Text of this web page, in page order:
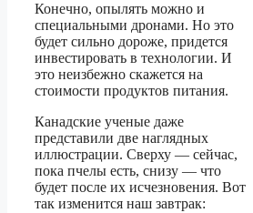
Конечно, опылять можно и
специальными дронами. Но это
будет сильно дороже, придется
инвестировать в технологии. И
это неизбежно скажется на
стоимости продуктов питания.
Канадские ученые даже
представили две наглядных
иллюстрации. Сверху — сейчас,
пока пчелы есть, снизу — что
будет после их исчезновения. Вот
так изменится наш завтрак: